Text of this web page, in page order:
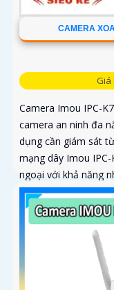
CAMERA
Giá
Camera Imou IPC-
camera an ninh đa
dụng cần giám sát
mạng dây Imou
ngoại với khả năng